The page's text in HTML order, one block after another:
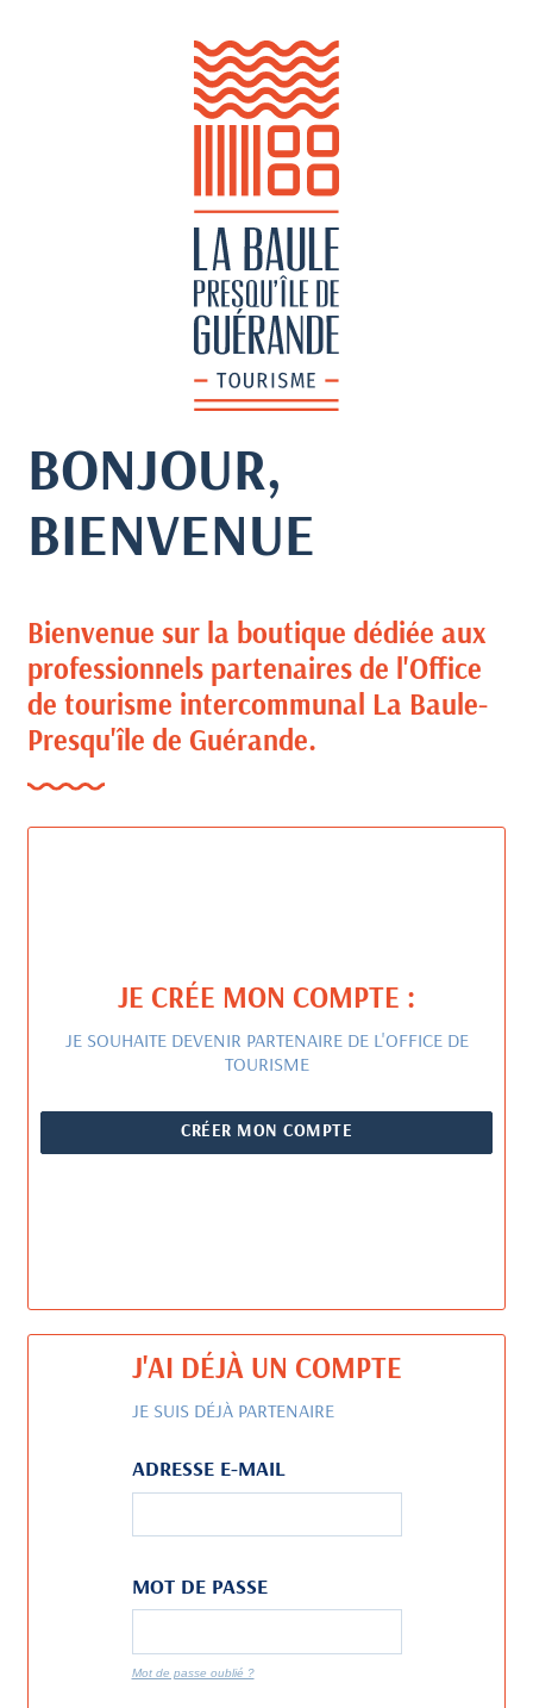
BONJOUR,
BIENVENUE
Bienvenue sur la boutique dédiée aux
professionnels partenaires de l'Office
de tourisme intercommunal La Baule-
Presqu'île de Guérande.
JE CRÉE MON COMPTE :
JE SOUHAITE DEVENIR PARTENAIRE DE L'OFFICE DE
TOURISME
CRÉER MON COMPTE
J'AI DÉJÀ UN COMPTE
JE SUIS DÉJÀ PARTENAIRE
ADRESSE E-MAIL
MOT DE PASSE
Mot de passe oublié ?